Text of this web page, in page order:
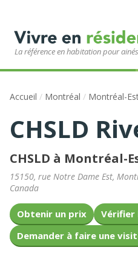
La référence en habitation pour
Accueil / Montréal / Montréal-
CHSLD
CHSLD à Montréal-
15150, rue Notre Dame Est,
Canada
Obtenir un prix
Vérifier
Demander à faire une